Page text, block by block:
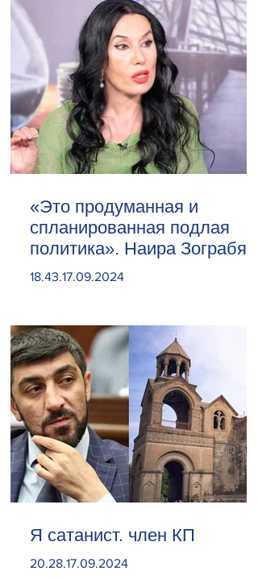
«Это продуманная и
спланированная подлая
политика». Наира Зограбян
18.43.17.09.2024
Я сатанист. член КП
20.28.17.09.2024